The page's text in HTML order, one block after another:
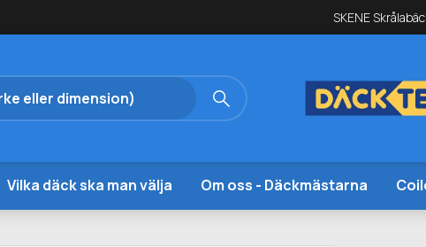
SKENE
Vilka däck ska man välja Om oss - Däckmästarna